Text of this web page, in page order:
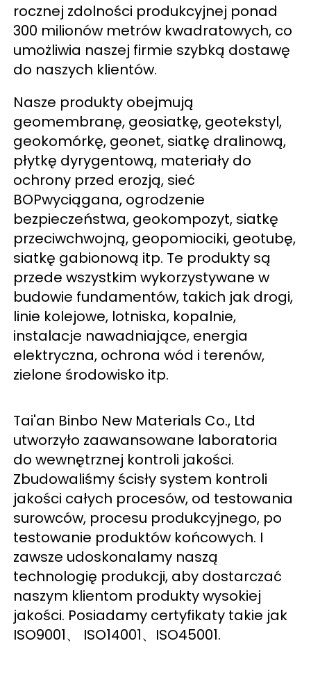
rocznej zdolności produkcyjnej ponad
300 milionów metrów kwadratowych, co
umożliwia naszej firmie szybką dostawę
do naszych klientów.
Nasze produkty obejmują
geomembranę, geosiatkę, geotekstyl,
geokomórkę, geonet, siatkę dralinową,
płytkę dyrygentową, materiały do
ochrony przed erozją, sieć
BOPwyciągana, ogrodzenie
bezpieczeństwa, geokompozyt, siatkę
przeciwchwojną, geopomiociki, geotubę,
siatkę gabionową itp. Te produkty są
przede wszystkim wykorzystywane w
budowie fundamentów, takich jak drogi,
linie kolejowe, lotniska, kopalnie,
instalacje nawadniające, energia
elektryczna, ochrona wód i terenów,
zielone środowisko itp.
Tai'an Binbo New Materials Co., Ltd
utworzyło zaawansowane laboratoria
do wewnętrznej kontroli jakości.
Zbudowaliśmy ścisły system kontroli
jakości całych procesów, od testowania
surowców, procesu produkcyjnego, po
testowanie produktów końcowych. I
zawsze udoskonalamy naszą
technologię produkcji, aby dostarczać
naszym klientom produkty wysokiej
jakości. Posiadamy certyfikaty takie jak
ISO9001、 ISO14001、ISO45001.